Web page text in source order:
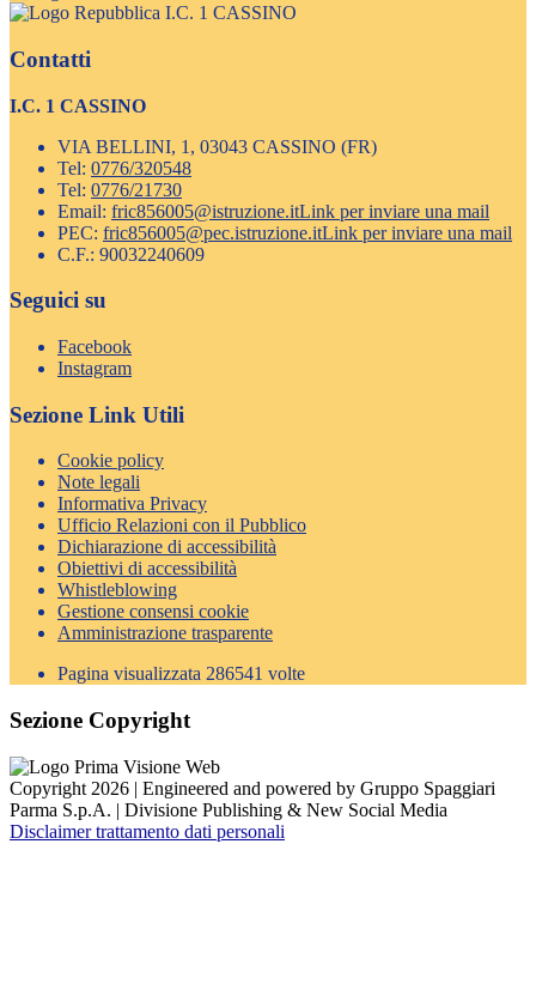
I.C. 1 CASSINO
Contatti
I.C. 1 CASSINO
VIA BELLINI, 1, 03043 CASSINO (FR)
Tel: 0776/320548
Tel: 0776/21730
Email: fric856005@istruzione.itLink per inviare una mail
PEC: fric856005@pec.istruzione.itLink per inviare una mail
C.F.: 90032240609
Seguici su
Facebook
Instagram
Sezione Link Utili
Cookie policy
Note legali
Informativa Privacy
Ufficio Relazioni con il Pubblico
Dichiarazione di accessibilità
Obiettivi di accessibilità
Whistleblowing
Gestione consensi cookie
Amministrazione trasparente
Pagina visualizzata 286541 volte
Sezione Copyright
Copyright 2026 | Engineered and powered by Gruppo Spaggiari
Parma S.p.A. | Divisione Publishing & New Social Media
Disclaimer trattamento dati personali